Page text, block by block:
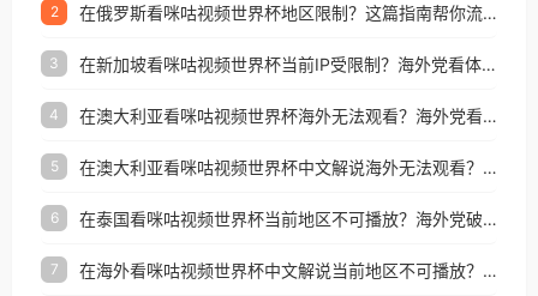
2 在俄罗斯看咪咕视频世界杯地区限制？这篇指南帮你流畅看中文解说赛事
3 在新加坡看咪咕视频世界杯当前IP受限制？海外党看体育赛事的终极破局指南
4 在澳大利亚看咪咕视频世界杯海外无法观看？海外党看国内体育直播的终极解法
5 在澳大利亚看咪咕视频世界杯中文解说海外无法观看？这篇指南帮你搞定所有体育直播难题
6 在泰国看咪咕视频世界杯当前地区不可播放？海外党破局看中文解说赛事指南
7 在海外看咪咕视频世界杯中文解说当前地区不可播放？这篇指南帮你搞定所有体育赛事直播难题